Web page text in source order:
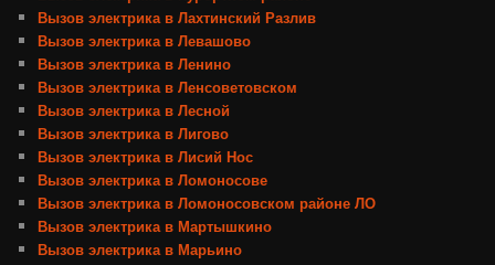
Вызов электрика в Лахтинский Разлив
Вызов электрика в Левашово
Вызов электрика в Ленино
Вызов электрика в Ленсоветовском
Вызов электрика в Лесной
Вызов электрика в Лигово
Вызов электрика в Лисий Нос
Вызов электрика в Ломоносове
Вызов электрика в Ломоносовском районе ЛО
Вызов электрика в Мартышкино
Вызов электрика в Марьино